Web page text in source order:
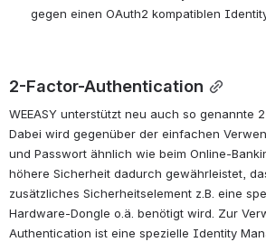
gegen einen OAuth2 kompatiblen
2-Factor-Authentication
WEEASY unterstützt neu auch so genannte
Dabei wird gegenüber der einfachen
und Passwort ähnlich wie beim Online-
höhere Sicherheit dadurch gewährleistet,
zusätzliches Sicherheitselement z.B. eine
Hardware-Dongle o.ä. benötigt wird. Zur
Authentication ist eine spezielle Identity